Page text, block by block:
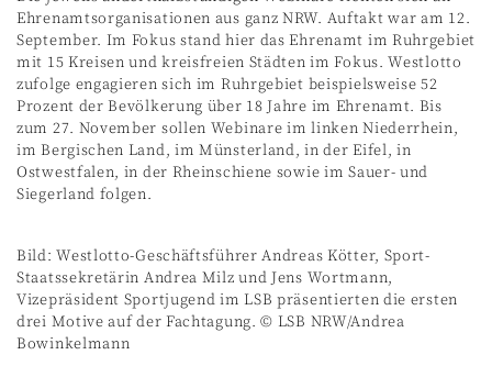
Ehrenamtsorganisationen aus ganz NRW. Auftakt war am 12.
September. Im Fokus stand hier das Ehrenamt im Ruhrgebiet
mit 15 Kreisen und kreisfreien Städten im Fokus. Westlotto
zufolge engagieren sich im Ruhrgebiet beispielsweise 52
Prozent der Bevölkerung über 18 Jahre im Ehrenamt. Bis
zum 27. November sollen Webinare im linken Niederrhein,
im Bergischen Land, im Münsterland, in der Eifel, in
Ostwestfalen, in der Rheinschiene sowie im Sauer- und
Siegerland folgen.
Bild: Westlotto-Geschäftsführer Andreas Kötter, Sport-
Staatssekretärin Andrea Milz und Jens Wortmann,
Vizepräsident Sportjugend im LSB präsentierten die ersten
drei Motive auf der Fachtagung. © LSB NRW/Andrea
Bowinkelmann